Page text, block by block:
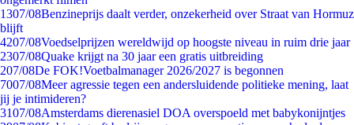
1307/08Benzineprijs daalt verder, onzekerheid over Straat van Hormuz
blijft
4207/08Voedselprijzen wereldwijd op hoogste niveau in ruim drie jaar
2307/08Quake krijgt na 30 jaar een gratis uitbreiding
207/08De FOK!Voetbalmanager 2026/2027 is begonnen
7007/08Meer agressie tegen een andersluidende politieke mening, laat
jij je intimideren?
3107/08Amsterdams dierenasiel DOA overspoeld met babykonijntjes